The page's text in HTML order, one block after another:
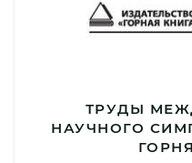
ТРУДЫ
НАУЧНОГО